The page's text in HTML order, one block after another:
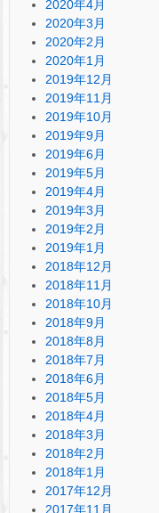
2020年4月
2020年3月
2020年2月
2020年1月
2019年12月
2019年11月
2019年10月
2019年9月
2019年6月
2019年5月
2019年4月
2019年3月
2019年2月
2019年1月
2018年12月
2018年11月
2018年10月
2018年9月
2018年8月
2018年7月
2018年6月
2018年5月
2018年4月
2018年3月
2018年2月
2018年1月
2017年12月
2017年11月